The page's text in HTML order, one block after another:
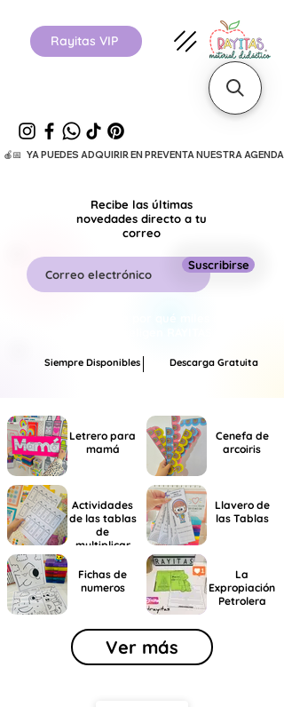
Rayitas VIP
🍎📅   YA PUEDES ADQUIRIR EN PREVENTA NUESTRA
Suscribirse
Recibe las últimas
novedades directo a tu
correo
Siempre Disponibles Descarga Gratuita
Letrero para
mamá
Cenefa de
arcoiris
Actividades
de las tablas
de
multiplicar
Llavero de
las Tablas
Fichas de
numeros
La
Expropiación
Petrolera
Ver más